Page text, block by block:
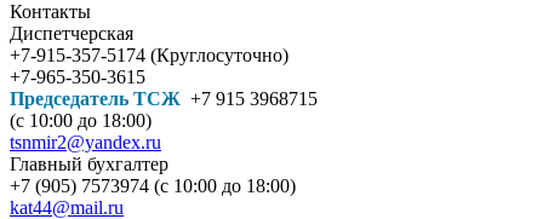
Контакты
Диспетчерская
+7-915-357-5174 (Круглосуточно)
+7-965-350-3615
Председатель ТСЖ +7 915 3968715
(с 10:00 до 18:00)
tsnmir2@yandex.ru
Главный бухгалтер
+7 (905) 7573974 (с 10:00 до 18:00)
kat44@mail.ru